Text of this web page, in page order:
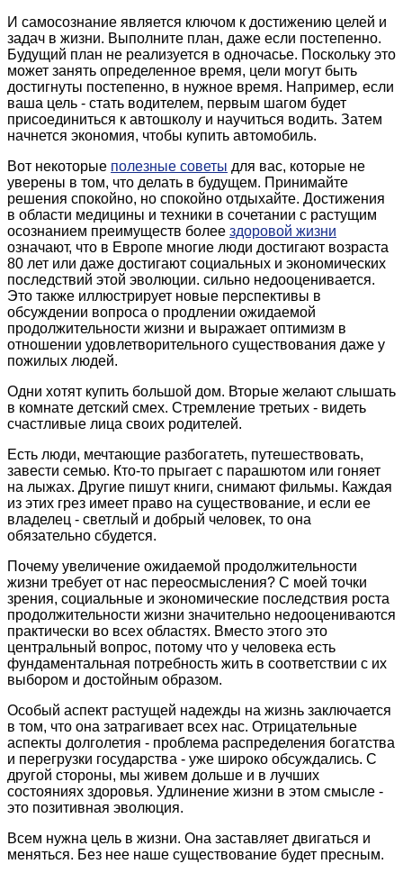
И самосознание является ключом к достижению целей и
задач в жизни. Выполните план, даже если постепенно.
Будущий план не реализуется в одночасье. Поскольку это
может занять определенное время, цели могут быть
достигнуты постепенно, в нужное время. Например, если
ваша цель - стать водителем, первым шагом будет
присоединиться к автошколу и научиться водить. Затем
начнется экономия, чтобы купить автомобиль.
Вот некоторые полезные советы для вас, которые не
уверены в том, что делать в будущем. Принимайте
решения спокойно, но спокойно отдыхайте. Достижения
в области медицины и техники в сочетании с растущим
осознанием преимуществ более здоровой жизни
означают, что в Европе многие люди достигают возраста
80 лет или даже достигают социальных и экономических
последствий этой эволюции. сильно недооценивается.
Это также иллюстрирует новые перспективы в
обсуждении вопроса о продлении ожидаемой
продолжительности жизни и выражает оптимизм в
отношении удовлетворительного существования даже у
пожилых людей.
Одни хотят купить большой дом. Вторые желают слышать
в комнате детский смех. Стремление третьих - видеть
счастливые лица своих родителей.
Есть люди, мечтающие разбогатеть, путешествовать,
завести семью. Кто-то прыгает с парашютом или гоняет
на лыжах. Другие пишут книги, снимают фильмы. Каждая
из этих грез имеет право на существование, и если ее
владелец - светлый и добрый человек, то она
обязательно сбудется.
Почему увеличение ожидаемой продолжительности
жизни требует от нас переосмысления? С моей точки
зрения, социальные и экономические последствия роста
продолжительности жизни значительно недооцениваются
практически во всех областях. Вместо этого это
центральный вопрос, потому что у человека есть
фундаментальная потребность жить в соответствии с их
выбором и достойным образом.
Особый аспект растущей надежды на жизнь заключается
в том, что она затрагивает всех нас. Отрицательные
аспекты долголетия - проблема распределения богатства
и перегрузки государства - уже широко обсуждались. С
другой стороны, мы живем дольше и в лучших
состояниях здоровья. Удлинение жизни в этом смысле -
это позитивная эволюция.
Всем нужна цель в жизни. Она заставляет двигаться и
меняться. Без нее наше существование будет пресным.